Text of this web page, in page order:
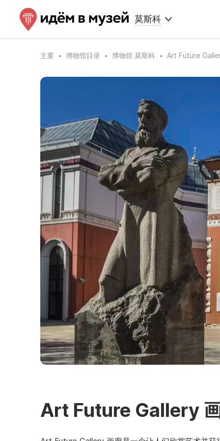
莫斯科
主要 博物馆目录 博物馆 莫斯科 Art Future
Art Future Gallery